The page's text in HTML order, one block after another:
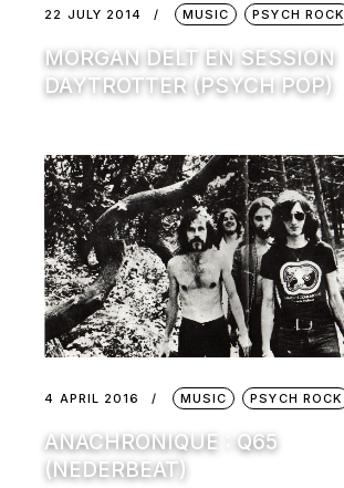
22 JULY 2014 MUSIC PSYCH ROCK
MORGAN DELT EN SESSION
DAYTROTTER (PSYCH POP)
4 APRIL 2016 MUSIC PSYCH ROCK
ANACHRONIQUE : Q65
(NEDERBEAT)